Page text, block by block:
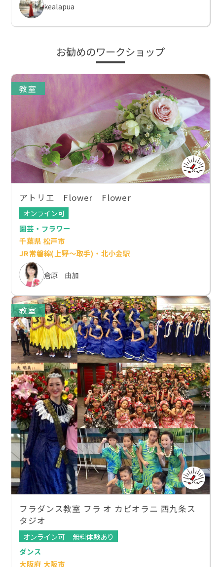
kealapua
お勧めのワークショップ
教室
アトリエ Flower Flower
オンライン可
園芸・フラワー
千葉県 松戸市
JR常磐線(上野～取手)・北小金駅
倉原 由加
教室
フラダンス教室 フラ オ カピオラニ 西九条ス
タジオ
オンライン可
無料体験あり
ダンス
大阪府 大阪市